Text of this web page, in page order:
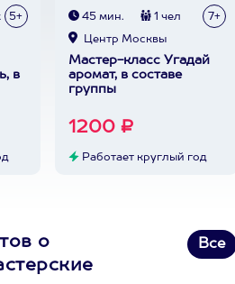
5+
в
45 мин. 1 чел 7+
Центр Москвы
Мастер-класс Угадай
аромат, в составе
группы
1200 ₽
Работает круглый год
о
Все